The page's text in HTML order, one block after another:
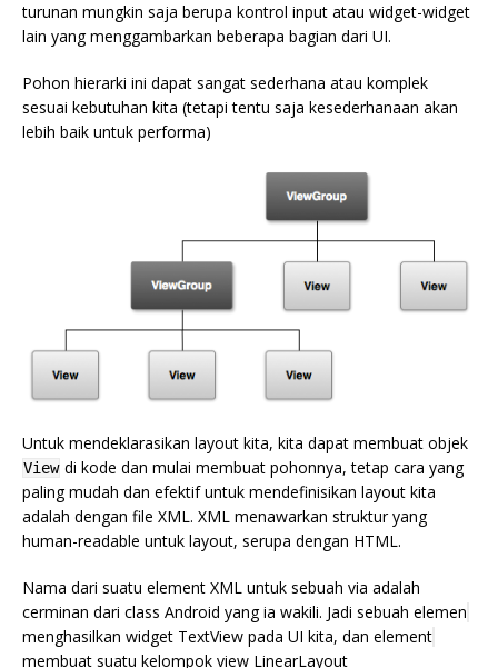
turunan mungkin saja berupa kontrol input atau widget-widget
lain yang menggambarkan beberapa bagian dari UI.
Pohon hierarki ini dapat sangat sederhana atau komplek
sesuai kebutuhan kita (tetapi tentu saja kesederhanaan akan
lebih baik untuk performa)
Untuk mendeklarasikan layout kita, kita dapat membuat objek
View di kode dan mulai membuat pohonnya, tetap cara yang
paling mudah dan efektif untuk mendefinisikan layout kita
adalah dengan file XML. XML menawarkan struktur yang
human-readable untuk layout, serupa dengan HTML.
Nama dari suatu element XML untuk sebuah via adalah
cerminan dari class Android yang ia wakili. Jadi sebuah elemen
menghasilkan widget TextView pada UI kita, dan element
membuat suatu kelompok view LinearLayout